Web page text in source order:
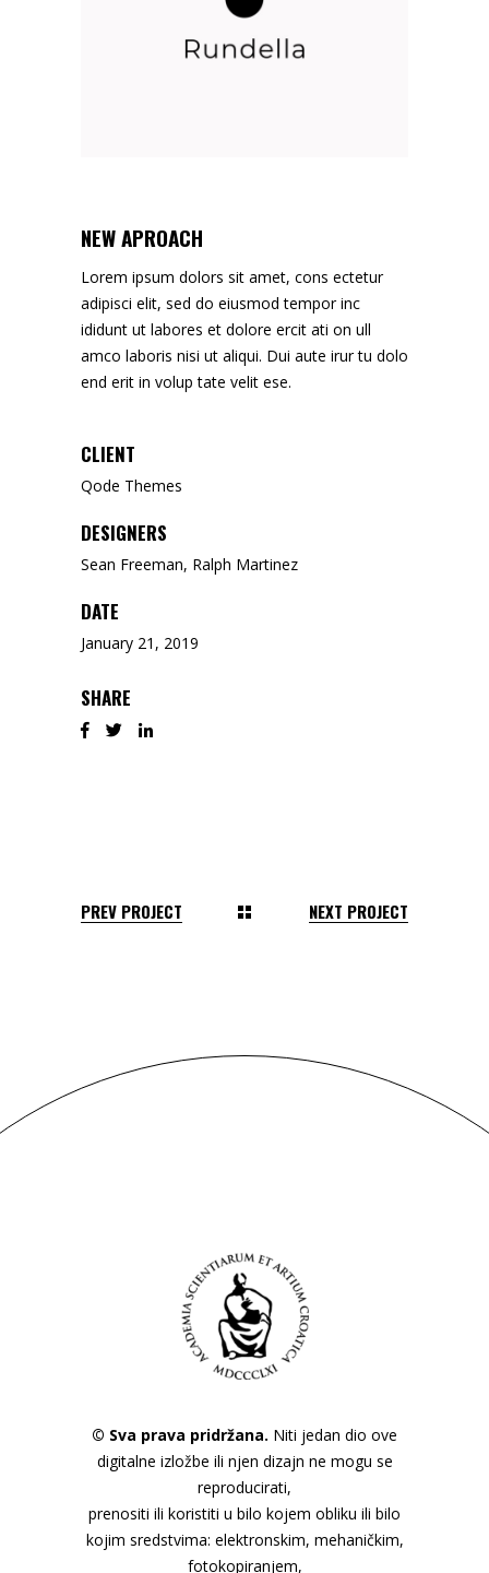
NEW APROACH
Lorem ipsum dolors sit amet, cons ectetur
adipisci elit, sed do eiusmod tempor inc
ididunt ut labores et dolore ercit ati on ull
amco laboris nisi ut aliqui. Dui aute irur tu dolo
end erit in volup tate velit ese.
CLIENT
Qode Themes
DESIGNERS
Sean Freeman, Ralph Martinez
DATE
January 21, 2019
SHARE
PREV PROJECT NEXT PROJECT
© Sva prava pridržana. Niti jedan dio ove
digitalne izložbe ili njen dizajn ne mogu se
reproducirati,
prenositi ili koristiti u bilo kojem obliku ili bilo
kojim sredstvima: elektronskim, mehaničkim,
fotokopiranjem,